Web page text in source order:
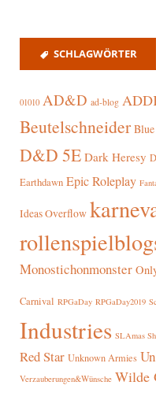
SCHLAGWÖRTER
01010 AD&D ad-blog
Beutelschneider
D&D 5E Dark Heresy
Earthdawn Epic Roleplay
Ideas Overflow
Monostichonmonster
Carnival RPGaDay RPGaDay2019
Industries SLAmas
Red Star Unknown Armies
Verzauberungen&Wünsche Wilde